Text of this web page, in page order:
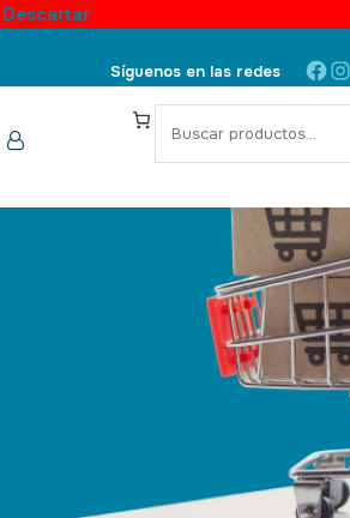
Descartar
Síguenos en las redes